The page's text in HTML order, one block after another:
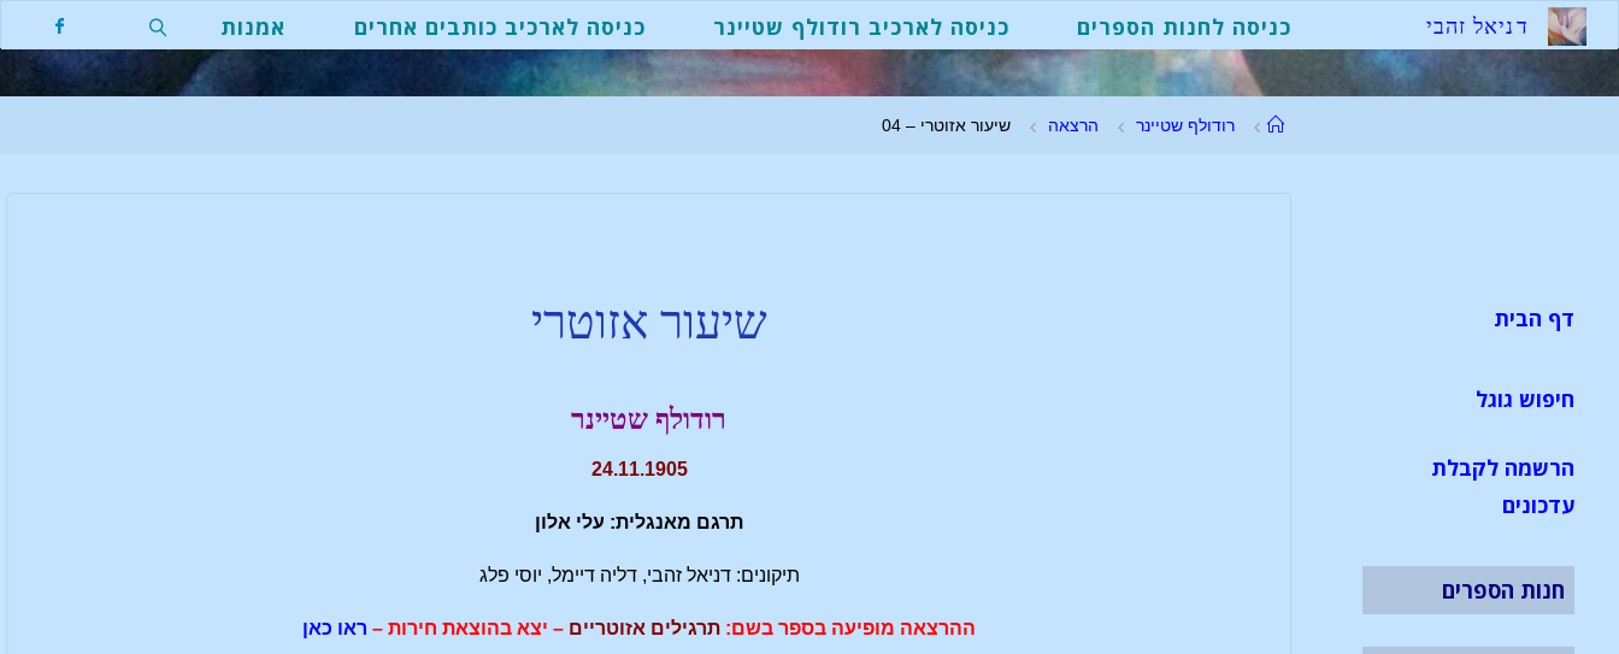
דניאל זהבי כניסה לחנות הספרים כניסה לארכיב רודולף שטיינר כניסה לארכיב כותבים אחרים אמנות
רודולף שטיינר הרצאה שיעור אזוטרי – 04
שיעור אזוטרי
רודולף שטיינר
24.11.1905
תרגם מאנגלית: עלי אלון
תיקונים: דניאל זהבי, דליה דיימל, יוסי פלג
ההרצאה מופיעה בספר בשם: תרגילים אזוטריים – יצא בהוצאת חירות – ראו כאן
דף הבית
חיפוש גוגל
הרשמה לקבלת
עדכונים
חנות הספרים